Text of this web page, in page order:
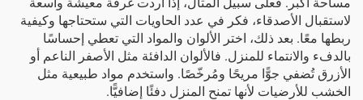
لاستقبال الأصدقاء، فكر في عدد الحاويات التي ستحتاجها وكيفية
ربطها معًا. بعد ذلك، اختر الألوان والمواد التي تعطي إحساسًا
بالدفء والانتماء للمنزل. فالألوان الدافئة مثل الأصفر الناعم أو
الأزرق تُضفي جوًّا مريحًا ومُرخّصًا. واستخدم مواد طبيعية مثل
الخشب للأرضيات لأنها تمنح المنزل دفئًا إضافيًّا.